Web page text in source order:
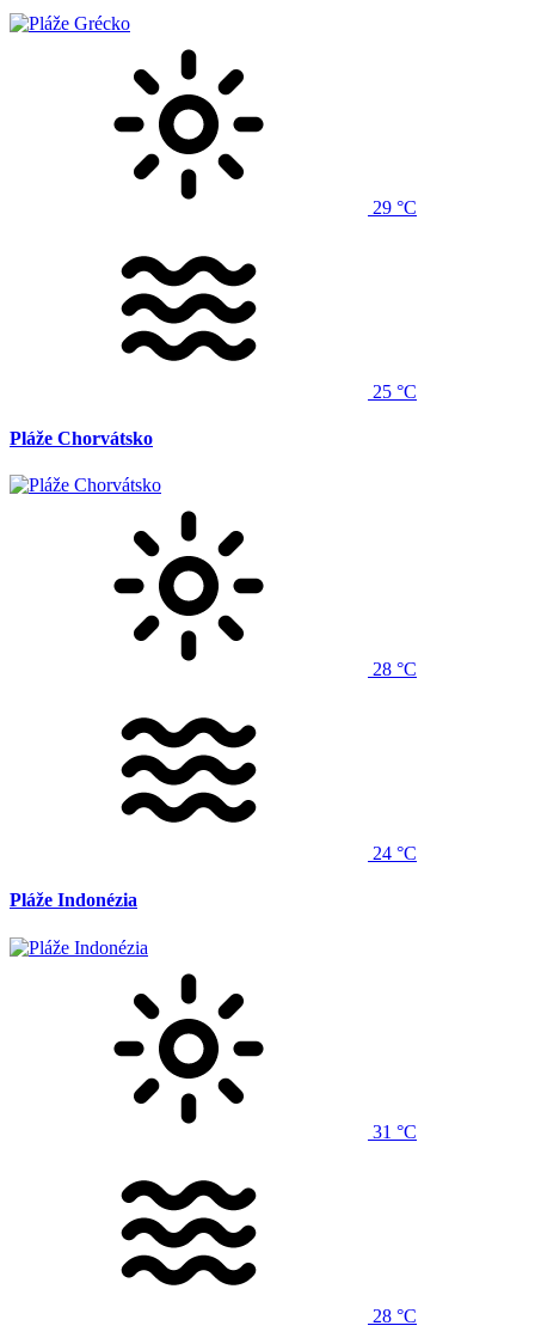
29 °C
25 °C
Pláže Chorvátsko
28 °C
24 °C
Pláže Indonézia
31 °C
28 °C